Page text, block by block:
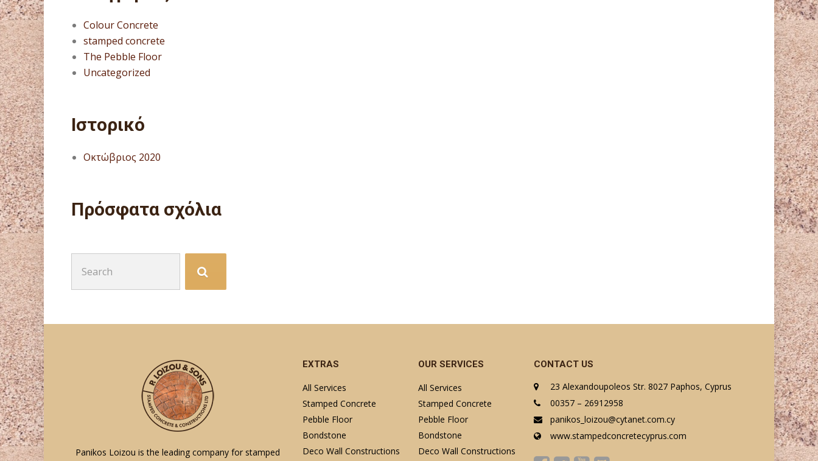
Colour Concrete
stamped concrete
The Pebble Floor
Uncategorized
Ιστορικό
Οκτώβριος 2020
Πρόσφατα σχόλια
for:
Panikos Loizou is the leading company for stamped
EXTRAS
All Services
Stamped Concrete
Pebble Floor
Bondstone
Deco Wall Constructions
OUR SERVICES
All Services
Stamped Concrete
Pebble Floor
Bondstone
Deco Wall Constructions
CONTACT US
23 Alexandoupoleos Str. 8027 Paphos, Cyprus
00357 – 26912958
panikos_loizou@cytanet.com.cy
www.stampedconcretecyprus.com